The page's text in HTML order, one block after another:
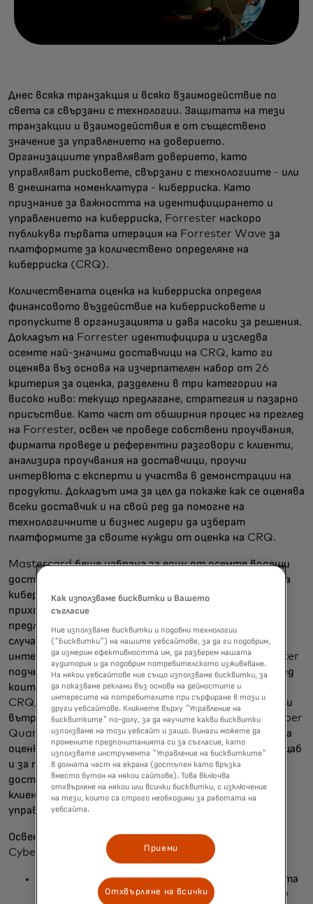
Днес всяка транзакция и всяко взаимодействие по
света са свързани с технологии. Защитата на тези
транзакции и взаимодействия е от съществено
значение за управлението на доверието.
Организациите управляват доверието, като
управляват рисковете, свързани с технологиите - или
в днешната номенклатура - киберриска. Като
признание за важността на идентифицирането и
управлението на киберриска, Forrester наскоро
публикува първата итерация на Forrester Wave за
платформите за количествено определяне на
киберриска (CRQ).
Количествената оценка на киберриска определя
финансовото въздействие на киберрисковете и
пропуските в организацията и дава насоки за решения.
Докладът на Forrester идентифицира и изследва
осемте най-значими доставчици на CRQ, като ги
оценява въз основа на изчерпателен набор от 26
критерия за оценка, разделени в три категории на
високо ниво: текущо предлагане, стратегия и пазарно
присъствие. Като част от обширния процес на преглед
на Forrester, освен че проведе собствени проучвания,
фирмата проведе и референтни разговори с клиенти,
анализира проучвания на доставчици, проучи
интервюта с експерти и участва в демонстрации на
продукти. Докладът има за цел да покаже как се оценява
всеки доставчик и на свой ред да помогне на
технологичните и бизнес лидери да изберат
платформите за своите нужди от оценка на CRQ.
Mastercard беше избрана за един от осемте водещи
доставчици на пазара за количествено определяне на
киберриска (CRQ). Всеки от избраните играчи има
приходи от 5 милиона долара или повече, дискретно
предлагане на CRQ технология, широк спектър от
случаи на използване на количествен киберриск и
интерес от страна на клиенти на Forrester. Forrester
подчертава в доклада, че предизвикателствата, пред
които са изправени организациите в областта на
CRQ, включват "липса на данни, аналитични умения и
вътрешна ангажираност". В доклада Mastercard Cyber
Quant е отличен за своя подход към CRQ, базиран на
оценка на контрола, за организации от всякакъв мащаб
и за подхода си към управлението на оценките и
достъпа, базиран на ролите, което улеснява
клиентите да мащабират своите програми за
управление на риска.
Освен за количествено определяне на киберриска,
Cyber Quant помага на организациите с:
Качествени и количествени оценки на зрелостта
спрямо рамки и стандарти като NIST, PCI, ISO
Как използваме бисквитки и Вашето
съгласие
Ние използваме бисквитки и подобни технологии
("Бисквитки") на нашите уебсайтове, за да ги подобрим,
да измерим ефективността им, да разберем нашата
аудитория и да подобрим потребителското изживяване.
На някои уебсайтове ние също използваме бисквитки, за
да показваме реклами въз основа на дейностите и
интересите на потребителите при сърфиране в този и
други уебсайтове. Кликнете върху "Управление на
бисквитките" по-долу, за да научите какви бисквитки
използваме на този уебсайт и защо. Винаги можете да
промените предпочитанията си за съгласие, като
използвате инструмента "Управление на бисквитките"
в долната част на екрана (достъпен като връзка
вместо бутон на някои сайтове). Това включва
отхвърляне на някои или всички бисквитки, с изключение
на тези, които са строго необходими за работата на
уебсайта.
Приеми
Отхвърляне на всички